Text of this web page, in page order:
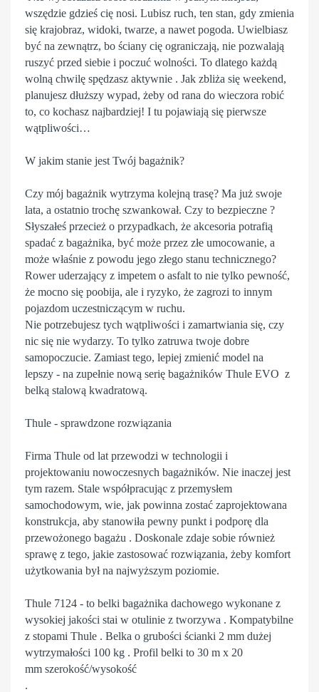
wszędzie gdzieś cię nosi. Lubisz ruch, ten stan, gdy zmienia
się krajobraz, widoki, twarze, a nawet pogoda. Uwielbiasz
być na zewnątrz, bo ściany cię ograniczają, nie pozwalają
ruszyć przed siebie i poczuć wolności. To dlatego każdą
wolną chwilę spędzasz aktywnie . Jak zbliża się weekend,
planujesz dłuższy wypad, żeby od rana do wieczora robić
to, co kochasz najbardziej! I tu pojawiają się pierwsze
wątpliwości…
W jakim stanie jest Twój bagażnik?
Czy mój bagażnik wytrzyma kolejną trasę? Ma już swoje
lata, a ostatnio trochę szwankował. Czy to bezpieczne ?
Słyszałeś przecież o przypadkach, że akcesoria potrafią
spadać z bagażnika, być może przez złe umocowanie, a
może właśnie z powodu jego złego stanu technicznego?
Rower uderzający z impetem o asfalt to nie tylko pewność,
że mocno się poobija, ale i ryzyko, że zagrozi to innym
pojazdom uczestniczącym w ruchu.
Nie potrzebujesz tych wątpliwości i zamartwiania się, czy
nic się nie wydarzy. To tylko zatruwa twoje dobre
samopoczucie. Zamiast tego, lepiej zmienić model na
lepszy - na zupełnie nową serię bagażników Thule EVO z
belką stalową kwadratową.
Thule - sprawdzone rozwiązania
Firma Thule od lat przewodzi w technologii i
projektowaniu nowoczesnych bagażników. Nie inaczej jest
tym razem. Stale współpracując z przemysłem
samochodowym, wie, jak powinna zostać zaprojektowana
konstrukcja, aby stanowiła pewny punkt i podporę dla
przewożonego bagażu . Doskonale zdaje sobie również
sprawę z tego, jakie zastosować rozwiązania, żeby komfort
użytkowania był na najwyższym poziomie.
Thule 7124 - to belki bagażnika dachowego wykonane z
wysokiej jakości stai w otulinie z tworzywa . Kompatybilne
z stopami Thule . Belka o grubości ścianki 2 mm dużej
wytrzymałości 100 kg . Profil belki to 30 m x 20
mm szerokość/wysokość
.